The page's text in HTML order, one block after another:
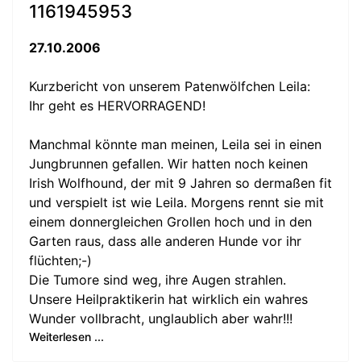
1161945953
27.10.2006
Kurzbericht von unserem Patenwölfchen Leila:
Ihr geht es HERVORRAGEND!
Manchmal könnte man meinen, Leila sei in einen
Jungbrunnen gefallen. Wir hatten noch keinen
Irish Wolfhound, der mit 9 Jahren so dermaßen fit
und verspielt ist wie Leila. Morgens rennt sie mit
einem donnergleichen Grollen hoch und in den
Garten raus, dass alle anderen Hunde vor ihr
flüchten;-)
Die Tumore sind weg, ihre Augen strahlen.
Unsere Heilpraktikerin hat wirklich ein wahres
Wunder vollbracht, unglaublich aber wahr!!!
Weiterlesen ...